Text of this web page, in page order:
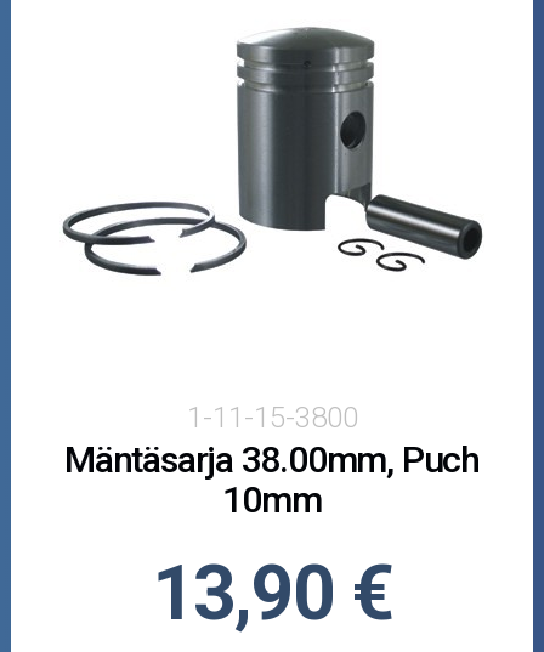
Crossipyörän osat
Moottoripyörän osat
Mönkijän osat
Puutarha ja metsä
Ajovarusteet
1-11-15-3800
Mäntäsarja 38.00mm, Puch
10mm
13,90 €